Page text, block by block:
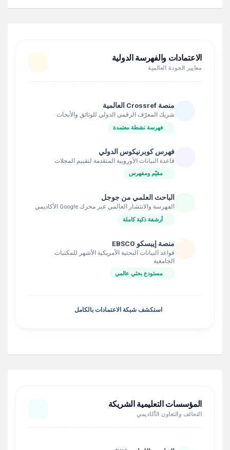
الاعتمادات والفهرسة الدولية
معايير الجودة العالمية
منصة Crossref العالمية
شريك المعرّف الرقمي الدولي للوثائق والأبحاث
فهرسة نشطة معتمدة
فهرس كوبرنيكوس الدولي
قاعدة البيانات الأوروبية المتقدمة لتقييم المجلات
مقيّم ومفهرس
الباحث العلمي من جوجل
الفهرسة والانتشار العالمي عبر محرك Google الأكاديمي
أرشفة ذكية كاملة
منصة إيبسكو EBSCO
قواعد البيانات البحثية الأمريكية الأشهر للمكتبات
الجامعية
مستودع بحثي عالمي
استكشف شبكة الاعتمادات بالكامل
المؤسسات التعليمية الشريكة
التحالف والتعاون الأكاديمي